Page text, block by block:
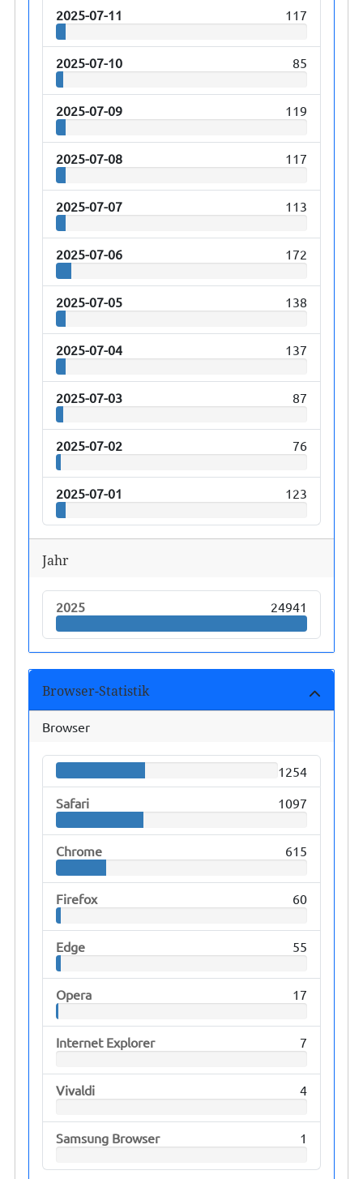
2025-07-11 117
2025-07-10 85
2025-07-09 119
2025-07-08 117
2025-07-07 113
2025-07-06 172
2025-07-05 138
2025-07-04 137
2025-07-03 87
2025-07-02 76
2025-07-01 123
Jahr
2025 24941
Browser-Statistik
Browser
1254
Safari
1097
Chrome 615
Firefox 60
Edge 55
Opera 17
Internet Explorer 7
Vivaldi 4
Samsung Browser 1